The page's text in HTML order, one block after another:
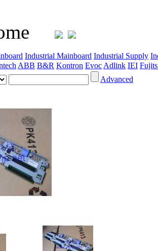
Industrial Mainboard Industrial Supply
ABB B&R Kontron Evoc Adlink IEI
Advanced